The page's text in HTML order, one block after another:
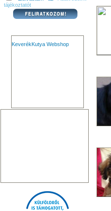
tájékoztatót
KeverékKutya Webshop